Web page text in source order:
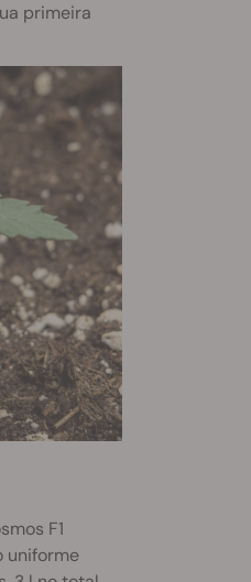
primeira
F1
uniforme